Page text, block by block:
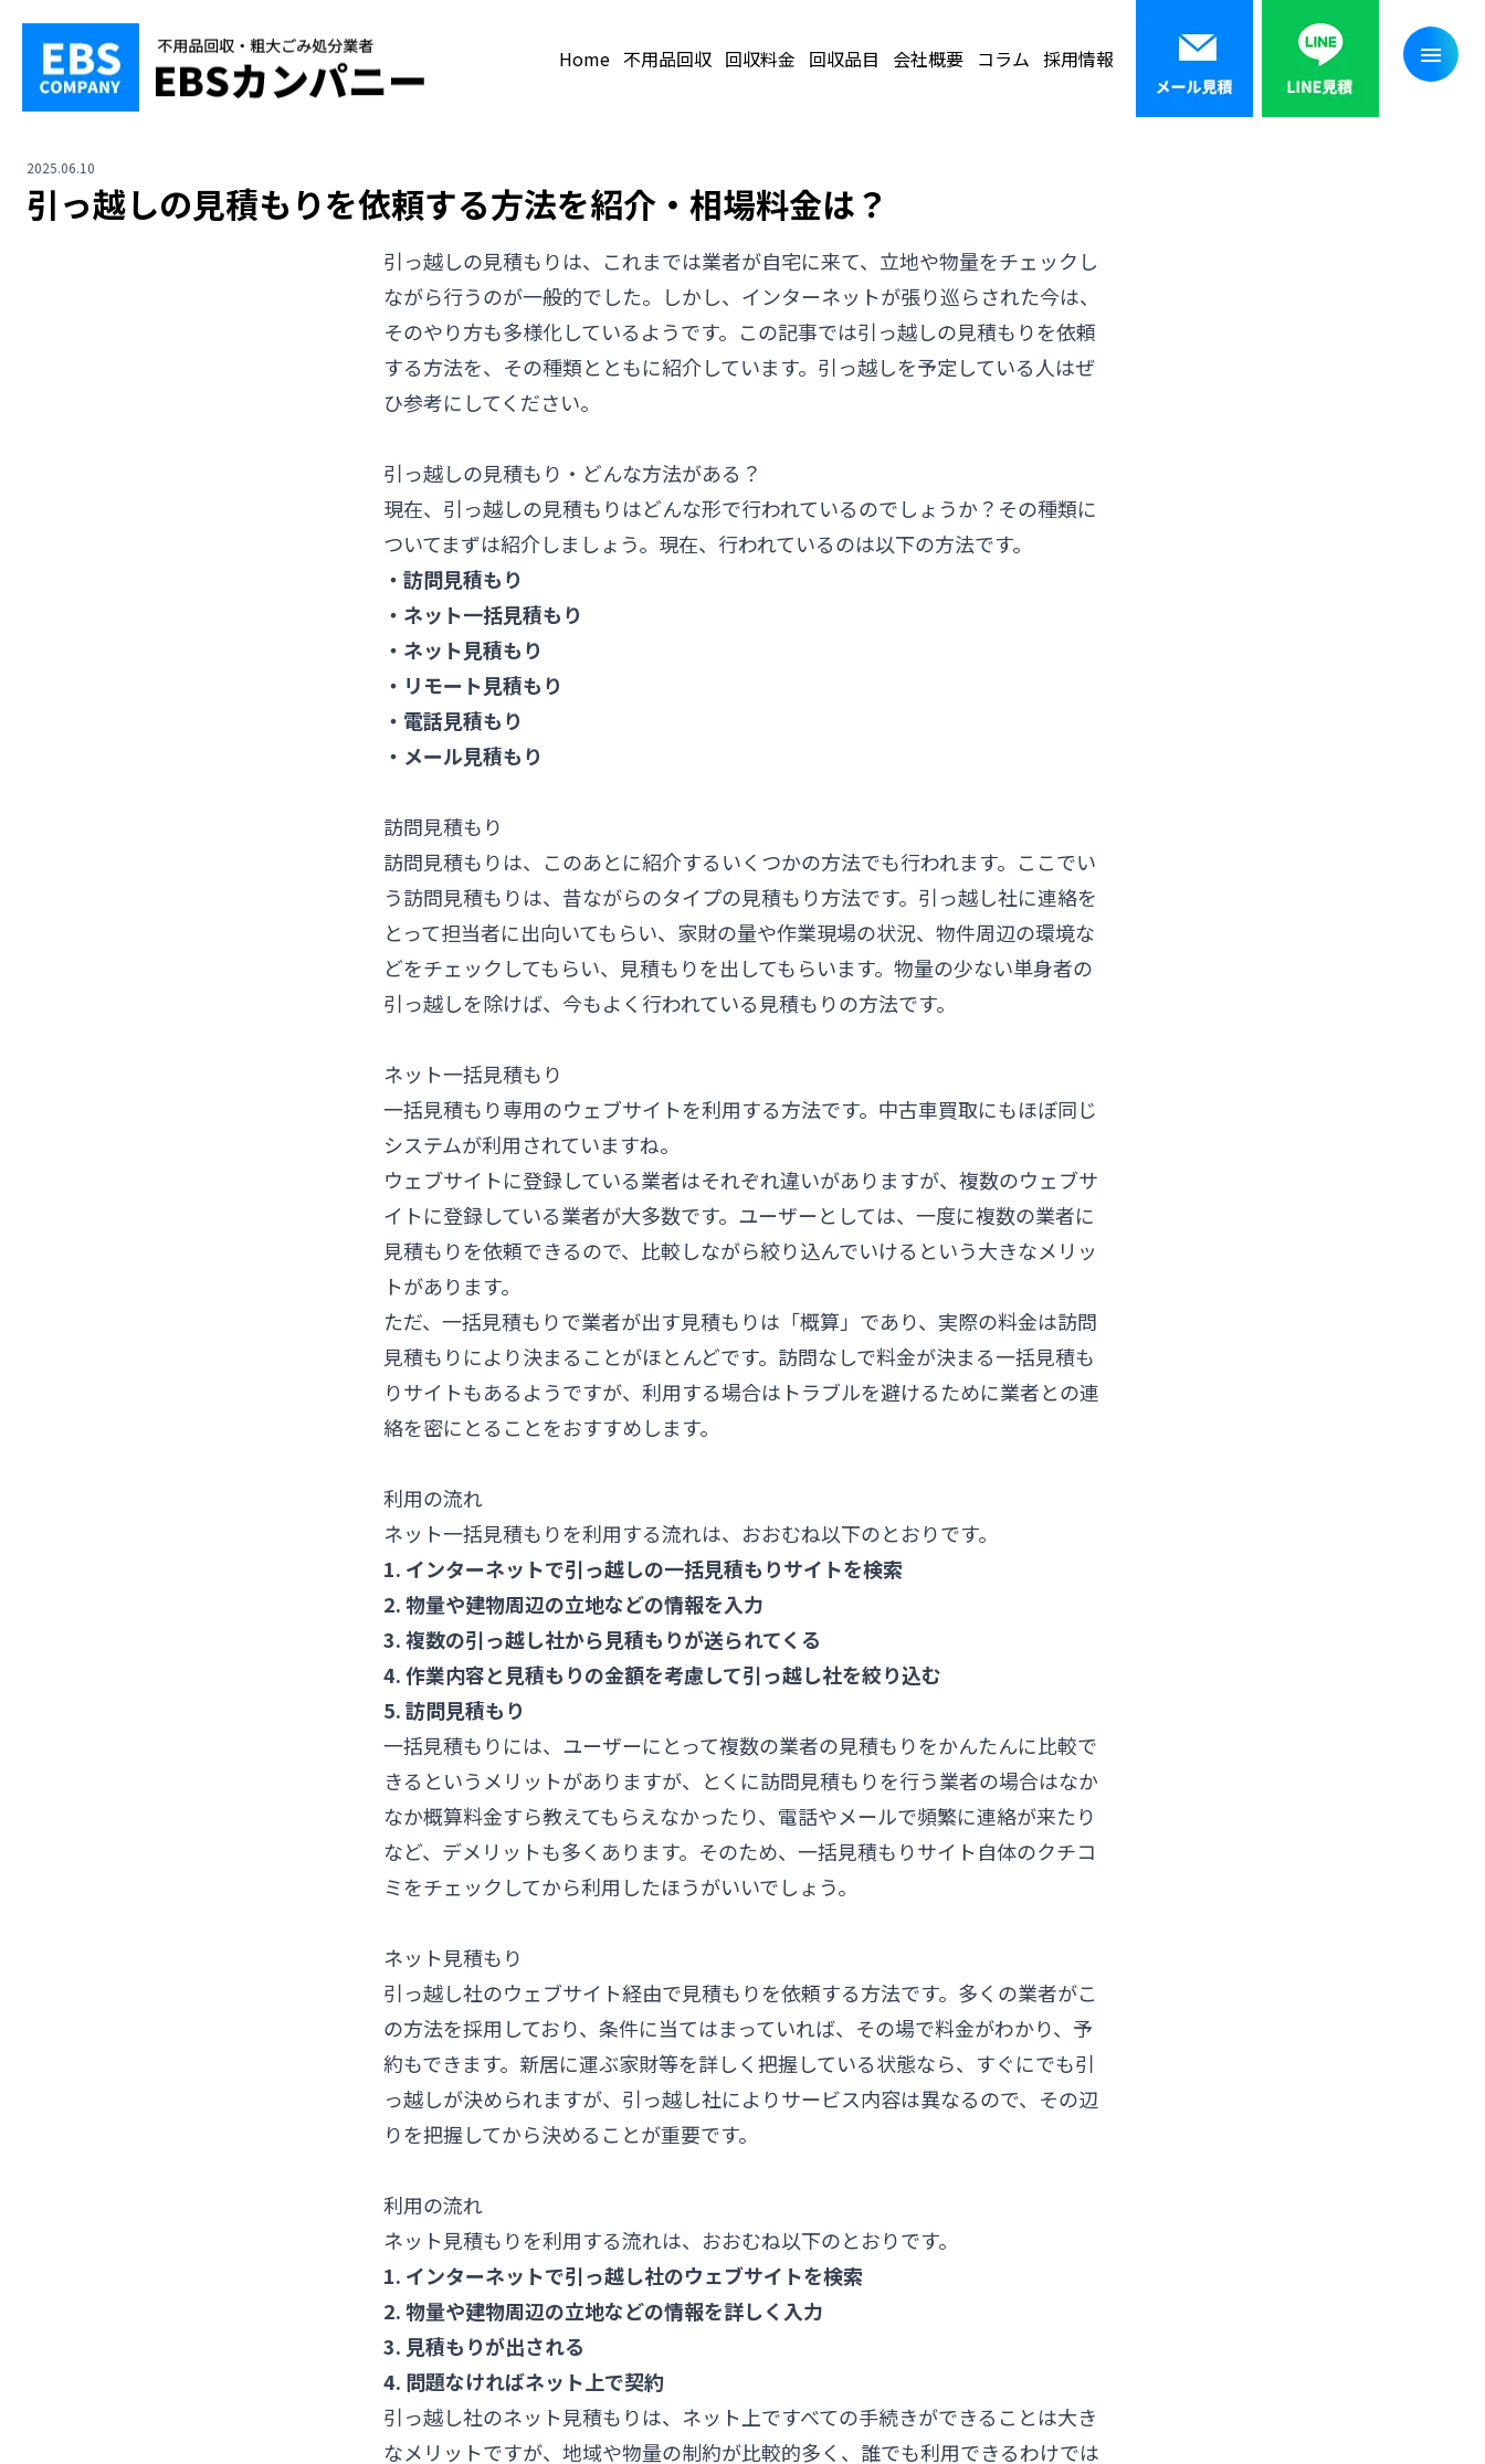
Home 不用品回収 回収料金 回収品目 会社概要 コラム 採用情報
2025.06.10
引っ越しの見積もりを依頼する方法を紹介・相場料金は？
引っ越しの見積もりは、これまでは業者が自宅に来て、立地や物量をチェックし
ながら行うのが一般的でした。しかし、インターネットが張り巡らされた今は、
そのやり方も多様化しているようです。この記事では引っ越しの見積もりを依頼
する方法を、その種類とともに紹介しています。引っ越しを予定している人はぜ
ひ参考にしてください。
引っ越しの見積もり・どんな方法がある？
現在、引っ越しの見積もりはどんな形で行われているのでしょうか？その種類に
ついてまずは紹介しましょう。現在、行われているのは以下の方法です。
・訪問見積もり
・ネット一括見積もり
・ネット見積もり
・リモート見積もり
・電話見積もり
・メール見積もり
訪問見積もり
訪問見積もりは、このあとに紹介するいくつかの方法でも行われます。ここでい
う訪問見積もりは、昔ながらのタイプの見積もり方法です。引っ越し社に連絡を
とって担当者に出向いてもらい、家財の量や作業現場の状況、物件周辺の環境な
どをチェックしてもらい、見積もりを出してもらいます。物量の少ない単身者の
引っ越しを除けば、今もよく行われている見積もりの方法です。
ネット一括見積もり
一括見積もり専用のウェブサイトを利用する方法です。中古車買取にもほぼ同じ
システムが利用されていますね。
ウェブサイトに登録している業者はそれぞれ違いがありますが、複数のウェブサ
イトに登録している業者が大多数です。ユーザーとしては、一度に複数の業者に
見積もりを依頼できるので、比較しながら絞り込んでいけるという大きなメリッ
トがあります。
ただ、一括見積もりで業者が出す見積もりは「概算」であり、実際の料金は訪問
見積もりにより決まることがほとんどです。訪問なしで料金が決まる一括見積も
りサイトもあるようですが、利用する場合はトラブルを避けるために業者との連
絡を密にとることをおすすめします。
利用の流れ
ネット一括見積もりを利用する流れは、おおむね以下のとおりです。
1. インターネットで引っ越しの一括見積もりサイトを検索
2. 物量や建物周辺の立地などの情報を入力
3. 複数の引っ越し社から見積もりが送られてくる
4. 作業内容と見積もりの金額を考慮して引っ越し社を絞り込む
5. 訪問見積もり
一括見積もりには、ユーザーにとって複数の業者の見積もりをかんたんに比較で
きるというメリットがありますが、とくに訪問見積もりを行う業者の場合はなか
なか概算料金すら教えてもらえなかったり、電話やメールで頻繁に連絡が来たり
など、デメリットも多くあります。そのため、一括見積もりサイト自体のクチコ
ミをチェックしてから利用したほうがいいでしょう。
ネット見積もり
引っ越し社のウェブサイト経由で見積もりを依頼する方法です。多くの業者がこ
の方法を採用しており、条件に当てはまっていれば、その場で料金がわかり、予
約もできます。新居に運ぶ家財等を詳しく把握している状態なら、すぐにでも引
っ越しが決められますが、引っ越し社によりサービス内容は異なるので、その辺
りを把握してから決めることが重要です。
利用の流れ
ネット見積もりを利用する流れは、おおむね以下のとおりです。
1. インターネットで引っ越し社のウェブサイトを検索
2. 物量や建物周辺の立地などの情報を詳しく入力
3. 見積もりが出される
4. 問題なければネット上で契約
引っ越し社のネット見積もりは、ネット上ですべての手続きができることは大き
なメリットですが、地域や物量の制約が比較的多く、誰でも利用できるわけでは